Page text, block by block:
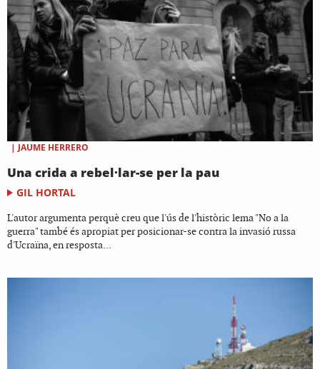
| JAUME HERRERO
Una crida a rebel·lar-se per la pau
GIL HORTAL
L'autor argumenta perquè creu que l'ús de l'històric lema "No a la
guerra" també és apropiat per posicionar-se contra la invasió russa
d'Ucraïna, en resposta...